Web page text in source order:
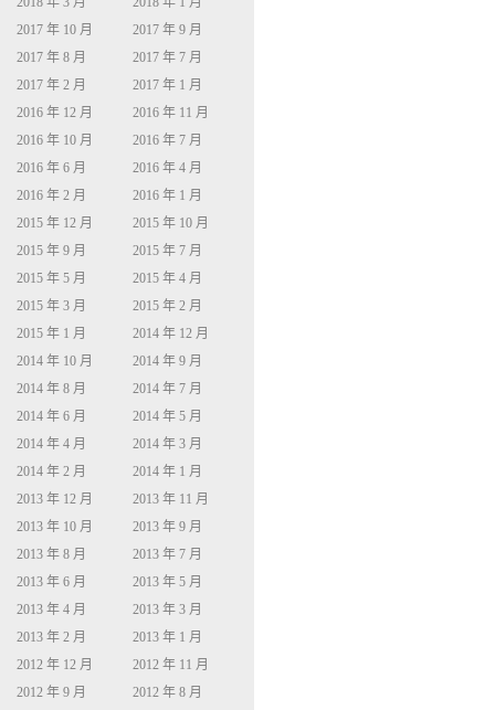
2017 年 10 月
2017 年 9 月
2017 年 8 月
2017 年 7 月
2017 年 2 月
2017 年 1 月
2016 年 12 月
2016 年 11 月
2016 年 10 月
2016 年 7 月
2016 年 6 月
2016 年 4 月
2016 年 2 月
2016 年 1 月
2015 年 12 月
2015 年 10 月
2015 年 9 月
2015 年 7 月
2015 年 5 月
2015 年 4 月
2015 年 3 月
2015 年 2 月
2015 年 1 月
2014 年 12 月
2014 年 10 月
2014 年 9 月
2014 年 8 月
2014 年 7 月
2014 年 6 月
2014 年 5 月
2014 年 4 月
2014 年 3 月
2014 年 2 月
2014 年 1 月
2013 年 12 月
2013 年 11 月
2013 年 10 月
2013 年 9 月
2013 年 8 月
2013 年 7 月
2013 年 6 月
2013 年 5 月
2013 年 4 月
2013 年 3 月
2013 年 2 月
2013 年 1 月
2012 年 12 月
2012 年 11 月
2012 年 9 月
2012 年 8 月